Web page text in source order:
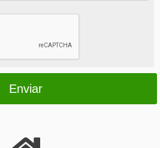
Enviar